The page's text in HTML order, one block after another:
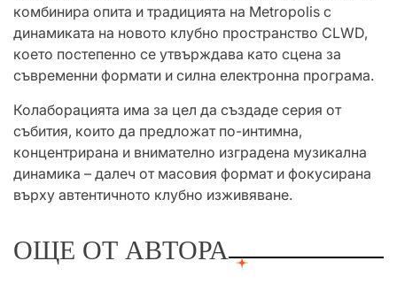
комбинира опита и традицията на Metropolis с
динамиката на новото клубно пространство CLWD,
което постепенно се утвърждава като сцена за
съвременни формати и силна електронна програма.
Колаборацията има за цел да създаде серия от
събития, които да предложат по-интимна,
концентрирана и внимателно изградена музикална
динамика – далеч от масовия формат и фокусирана
върху автентичното клубно изживяване.
ОЩЕ ОТ АВТОРА